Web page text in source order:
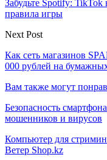
Забудьте Spotify:
правила игры
Next Post
Как сеть магазинов
000 рублей на
Вам также могут
Безопасность
мошенников и вирусов
Компьютер для
Ветер Shop.kz